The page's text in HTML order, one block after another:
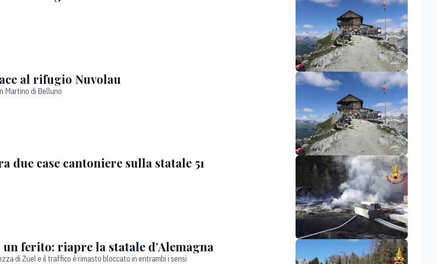
al rifugio Nuvolau
Martino di Belluno
due case cantoniere sulla statale 51
ferito: riapre la statale d’Alemagna
di Zuel e il traffico è rimasto bloccato in entrambi i sensi